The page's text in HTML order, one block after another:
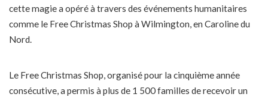
cette magie a opéré à travers des événements humanitaires
comme le Free Christmas Shop à Wilmington, en Caroline du
Nord.
Le Free Christmas Shop, organisé pour la cinquième année
consécutive, a permis à plus de 1 500 familles de recevoir un